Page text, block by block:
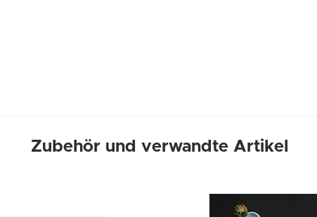
Zubehör und verwandte Artikel